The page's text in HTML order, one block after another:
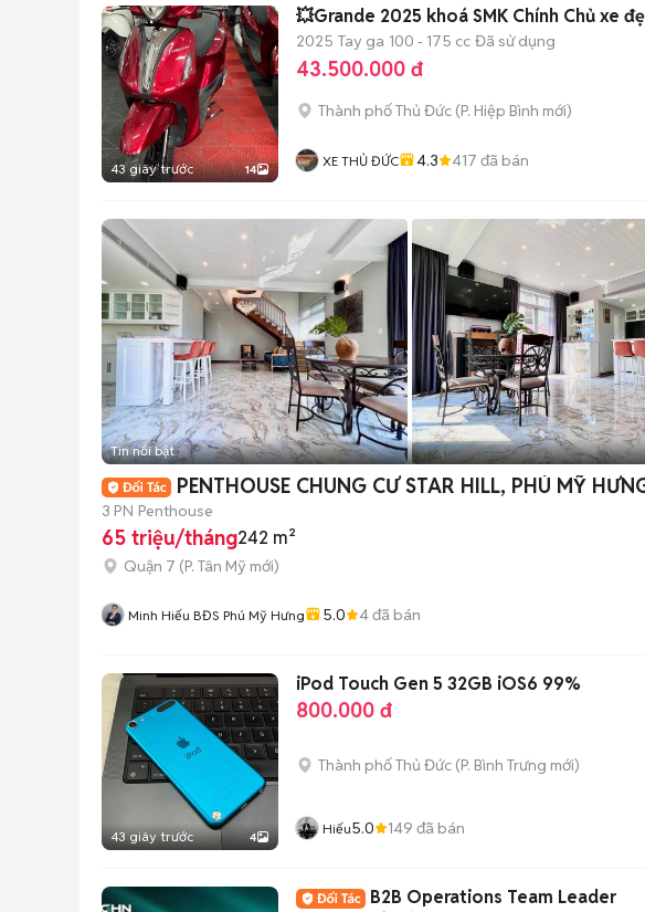
43 giây trước 14
💥Grande 2025 khoá SMK Chính Chủ xe
2025 Tay ga 100 - 175 cc Đã sử dụng
43.500.000 đ
Thành phố Thủ Đức (P. Hiệp Bình mới)
XE THỦ ĐỨC 4.3 417 đã bán
Tin nổi bật
PENTHOUSE CHUNG CƯ STAR HILL, PHÚ MỸ
3 PN Penthouse
65 triệu/tháng242 m²
Quận 7 (P. Tân Mỹ mới)
Minh Hiếu BĐS Phú Mỹ Hưng 5.0 4đã bán
43 giây trước 4
iPod Touch Gen 5 32GB iOS6 99%
800.000 đ
Thành phố Thủ Đức (P. Bình Trưng mới)
Hiếu5.0 149 đã bán
B2B Operations Team Leader